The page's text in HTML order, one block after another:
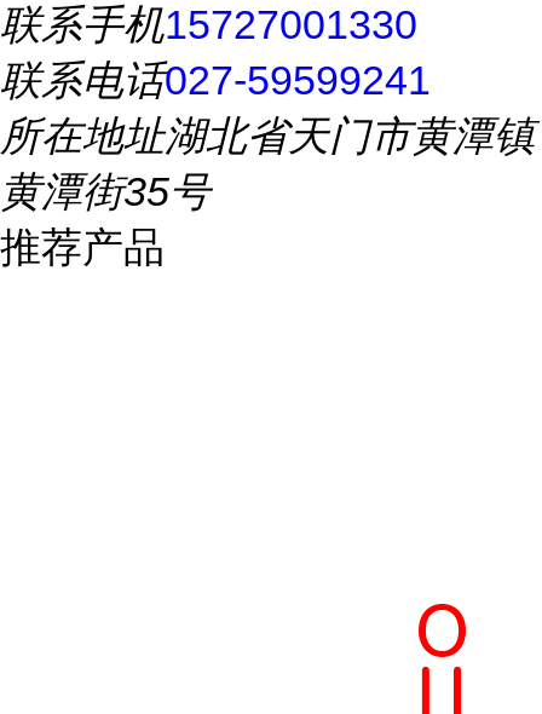
联系手机15727001330
联系电话027-59599241
所在地址湖北省天门市黄潭镇
黄潭街35号
推荐产品